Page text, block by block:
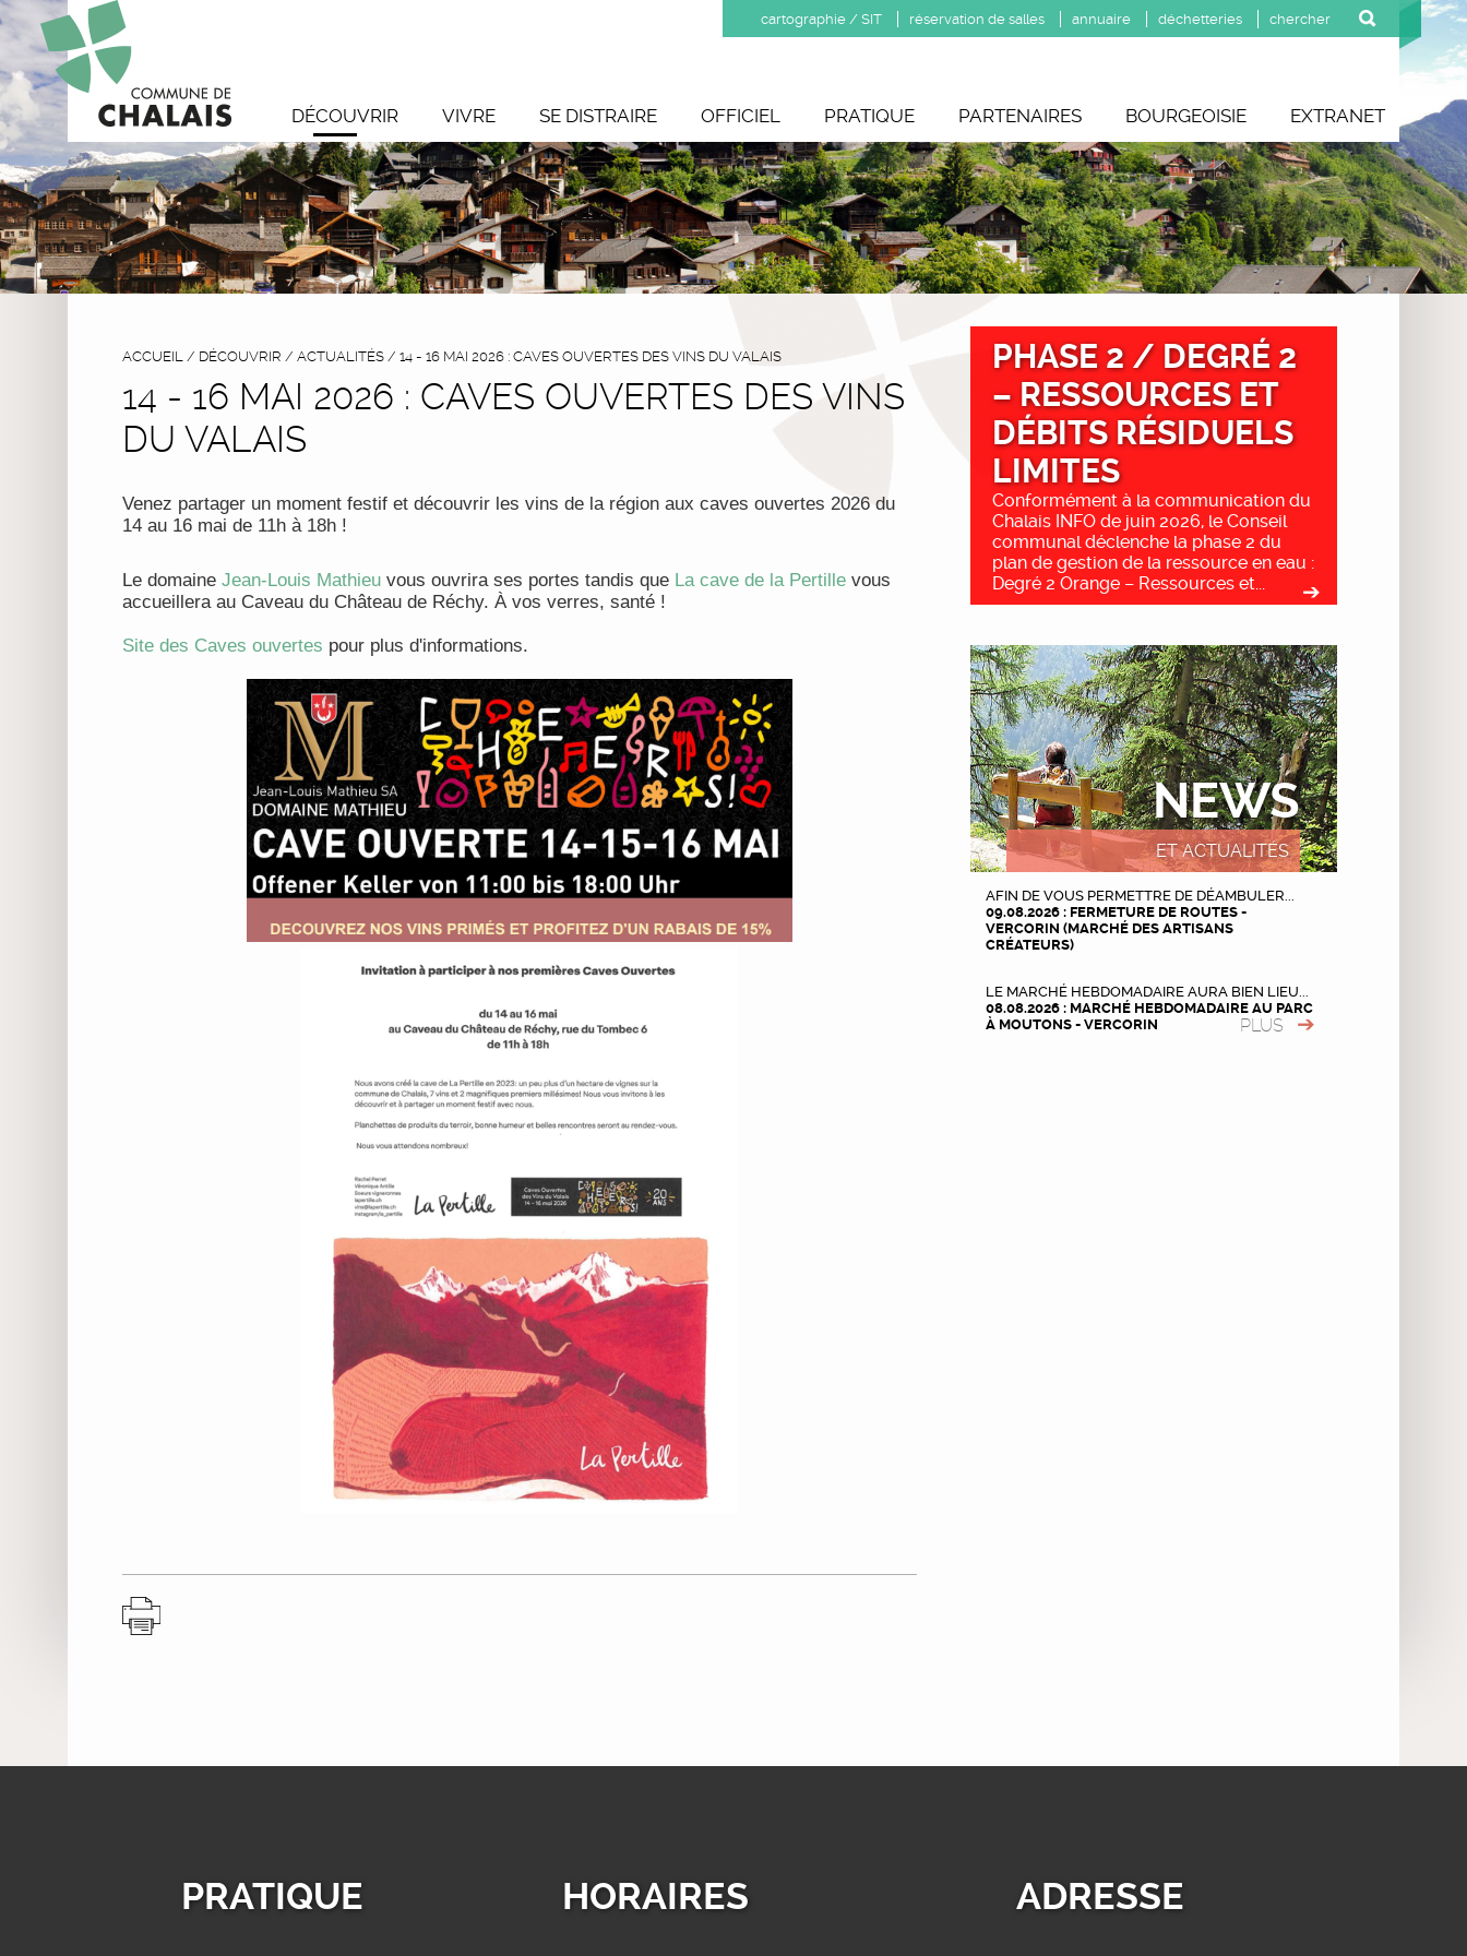
cartographie / SIT réservation de salles annuaire déchetteries
DÉCOUVRIR VIVRE SE DISTRAIRE OFFICIEL PRATIQUE PARTENAIRES BOURGEOISIE EXTRANET
ACCUEIL / DÉCOUVRIR / ACTUALITÉS / 14 - 16 MAI 2026 : CAVES OUVERTES DES VINS DU VALAIS
14 - 16 MAI 2026 : CAVES OUVERTES DES VINS
DU VALAIS
Venez partager un moment festif et découvrir les vins de la région aux caves ouvertes 2026 du
14 au 16 mai de 11h à 18h !
Le domaine Jean-Louis Mathieu vous ouvrira ses portes tandis que La cave de la Pertille vous
accueillera au Caveau du Château de Réchy. À vos verres, santé !
Site des Caves ouvertes pour plus d'informations.
PHASE 2 / DEGRÉ 2
– RESSOURCES ET
DÉBITS RÉSIDUELS
LIMITES
Conformément à la communication du
Chalais INFO de juin 2026, le Conseil
communal déclenche la phase 2 du
plan de gestion de la ressource en eau :
Degré 2 Orange – Ressources et...
NEWS
ET ACTUALITÉS
AFIN DE VOUS PERMETTRE DE DÉAMBULER...
09.08.2026 : FERMETURE DE ROUTES -
VERCORIN (MARCHÉ DES ARTISANS
CRÉATEURS)
LE MARCHÉ HEBDOMADAIRE AURA BIEN LIEU...
08.08.2026 : MARCHÉ HEBDOMADAIRE AU PARC
À MOUTONS - VERCORIN
PLUS
PRATIQUE HORAIRES ADRESSE